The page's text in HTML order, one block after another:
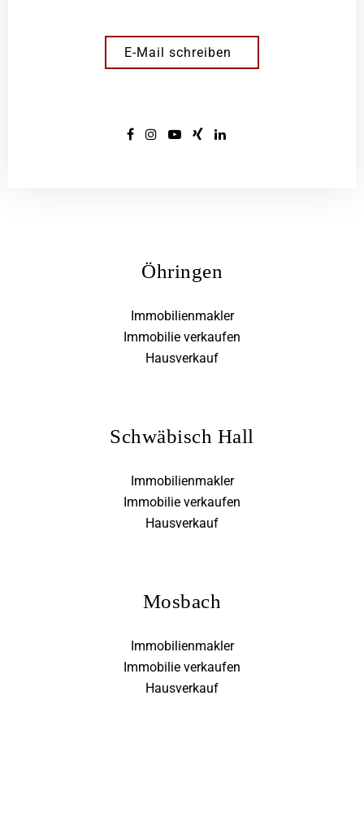
E-Mail schreiben
Öhringen
Immobilienmakler
Immobilie verkaufen
Hausverkauf
Schwäbisch Hall
Immobilienmakler
Immobilie verkaufen
Hausverkauf
Mosbach
Immobilienmakler
Immobilie verkaufen
Hausverkauf